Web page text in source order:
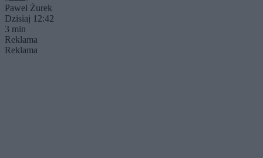
Paweł Żurek
Dzisiaj 12:42
3 min
Reklama
Reklama